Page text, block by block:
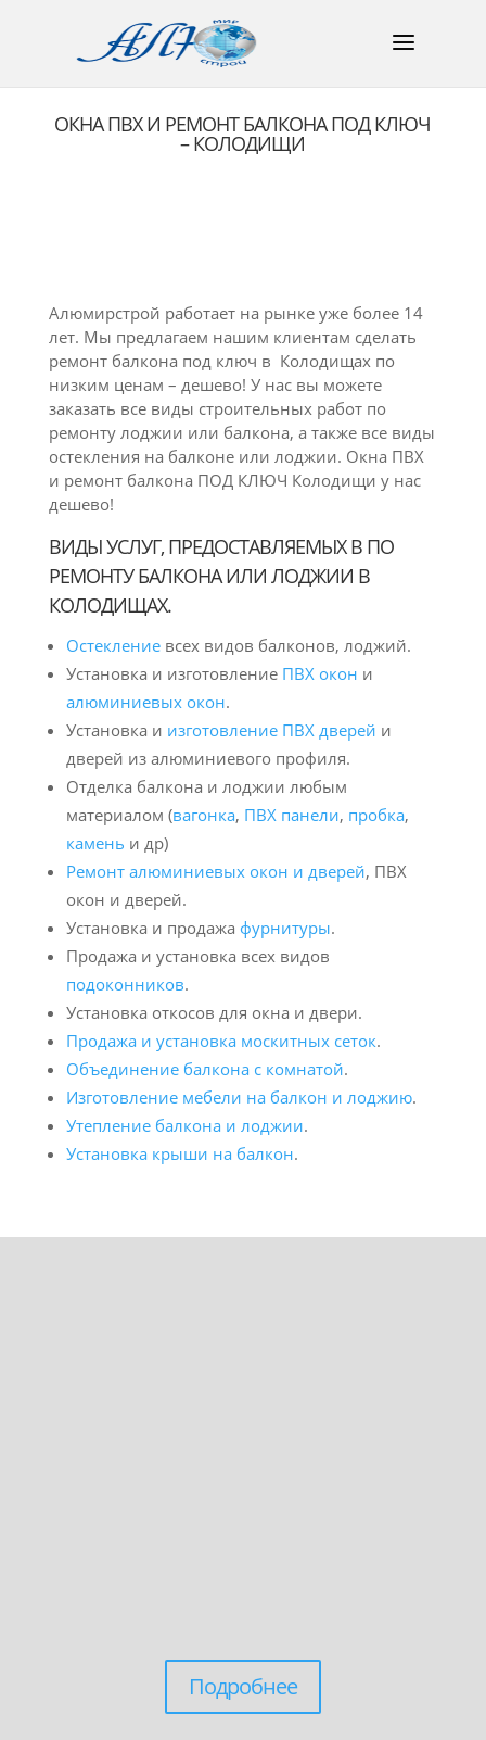
ОКНА ПВХ И РЕМОНТ БАЛКОНА ПОД КЛЮЧ
– КОЛОДИЩИ
Алюмирстрой работает на рынке уже более 14
лет. Мы предлагаем нашим клиентам сделать
ремонт балкона под ключ в Колодищах по
низким ценам – дешево! У нас вы можете
заказать все виды строительных работ по
ремонту лоджии или балкона, а также все виды
остекления на балконе или лоджии. Окна ПВХ
и ремонт балкона ПОД КЛЮЧ Колодищи у нас
дешево!
ВИДЫ УСЛУГ, ПРЕДОСТАВЛЯЕМЫХ В ПО
РЕМОНТУ БАЛКОНА ИЛИ ЛОДЖИИ В
КОЛОДИЩАХ.
Остеклениевсех видов балконов, лоджий.
Установка и изготовление ПВХ окон и
алюминиевых окон.
Установка и изготовление ПВХ дверей и
дверей из алюминиевого профиля.
Отделка балкона и лоджии любым
материалом (вагонка, ПВХ панели, пробка,
камень и др)
Ремонт алюминиевых окон и дверей, ПВХ
окон и дверей.
Установка и продажа фурнитуры.
Продажа и установка всех видов
подоконников.
Установка откосов для окна и двери.
Продажа и установка москитных сеток.
Объединение балкона с комнатой.
Изготовление мебели на балкон и лоджию.
Утепление балкона и лоджии.
Установка крыши на балкон.
Подробнее